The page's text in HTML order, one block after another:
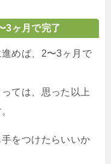
3ヶ月で完了
めば、2〜3ヶ月で
ては、思った以上
をつけたらいいか